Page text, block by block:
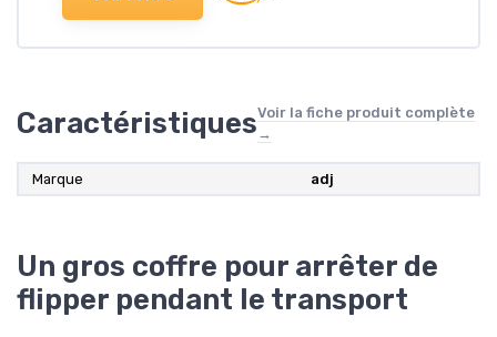
CaractéristiquesVoir la fiche produit complète
→
Marque adj
Un gros coffre pour arrêter de
flipper pendant le transport